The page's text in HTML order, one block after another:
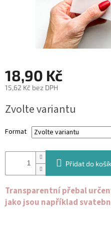
BABY
SHOWER
SVATBA
ZAKÁZKOVÝ
DÁRKOVÉ
POUKAZY
18,90 Kč
15,62 Kč bez DPH
cena:
Zvolte variantu
Format
Přidat do
Transparentní přebal
jako jsou například